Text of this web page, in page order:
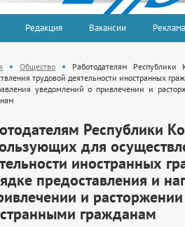
Редакция Вакансии
Общество
Работодателям
трудовой деятельности иностранных
уведомлений о привлечении и
Республики
для
иностранных
предоставления и
и
гражданам